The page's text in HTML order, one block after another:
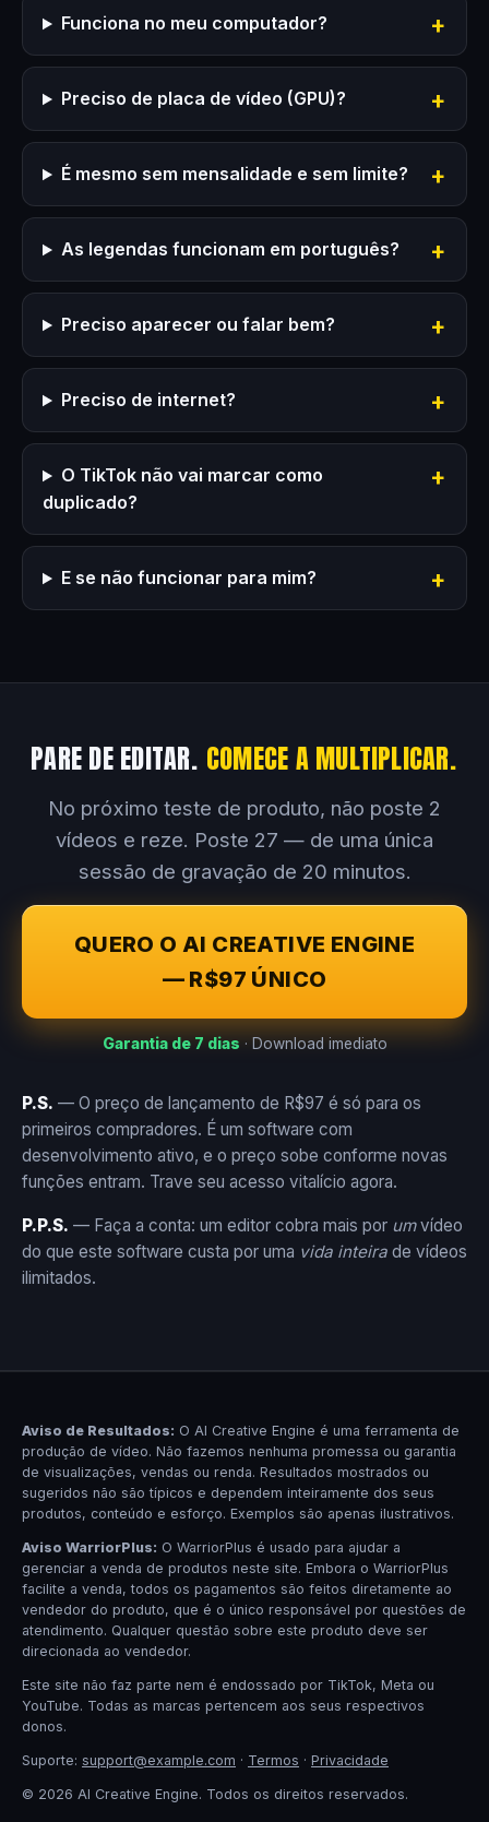
Funciona no meu computador?
Preciso de placa de vídeo (GPU)?
É mesmo sem mensalidade e sem limite?
As legendas funcionam em português?
Preciso aparecer ou falar bem?
Preciso de internet?
O TikTok não vai marcar como
duplicado?
E se não funcionar para mim?
PARE DE EDITAR. COMECE A MULTIPLICAR.
No próximo teste de produto, não poste 2
vídeos e reze. Poste 27 — de uma única
sessão de gravação de 20 minutos.
QUERO O AI CREATIVE ENGINE
— R$97 ÚNICO
Garantia de 7 dias · Download imediato
P.S. — O preço de lançamento de R$97 é só para os
primeiros compradores. É um software com
desenvolvimento ativo, e o preço sobe conforme novas
funções entram. Trave seu acesso vitalício agora.
P.P.S. — Faça a conta: um editor cobra mais por umvídeo
do que este software custa por uma vida inteira de vídeos
ilimitados.
Aviso de Resultados: O AI Creative Engine é uma ferramenta de
produção de vídeo. Não fazemos nenhuma promessa ou garantia
de visualizações, vendas ou renda. Resultados mostrados ou
sugeridos não são típicos e dependem inteiramente dos seus
produtos, conteúdo e esforço. Exemplos são apenas ilustrativos.
Aviso WarriorPlus: O WarriorPlus é usado para ajudar a
gerenciar a venda de produtos neste site. Embora o WarriorPlus
facilite a venda, todos os pagamentos são feitos diretamente ao
vendedor do produto, que é o único responsável por questões de
atendimento. Qualquer questão sobre este produto deve ser
direcionada ao vendedor.
Este site não faz parte nem é endossado por TikTok, Meta ou
YouTube. Todas as marcas pertencem aos seus respectivos
donos.
Suporte: support@example.com · Termos · Privacidade
© 2026 AI Creative Engine. Todos os direitos reservados.